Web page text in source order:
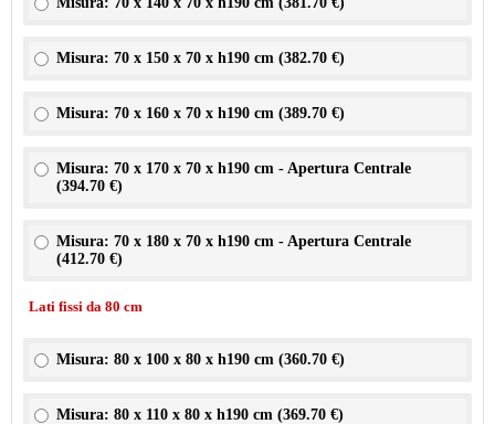
Misura: 70 x 150 x 70 x h190 cm (382.70 €)
Misura: 70 x 160 x 70 x h190 cm (389.70 €)
Misura: 70 x 170 x 70 x h190 cm - Apertura Centrale
(394.70 €)
Misura: 70 x 180 x 70 x h190 cm - Apertura Centrale
(412.70 €)
Lati fissi da 80 cm
Misura: 80 x 100 x 80 x h190 cm (360.70 €)
Misura: 80 x 110 x 80 x h190 cm (369.70 €)